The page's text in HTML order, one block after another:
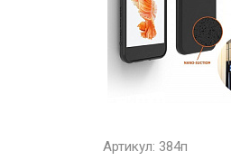
Артикул: 384п